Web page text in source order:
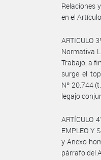
Relaciones
en el
ARTICULO
Normativa
Trabajo, a
surge el
Nº 20.744
legajo
ARTÍCULO
EMPLEO Y
y Anexo
párrafo del